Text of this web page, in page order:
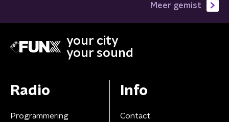
Meer gemist
your city
your sound
Radio
Programmering
Info
Contact